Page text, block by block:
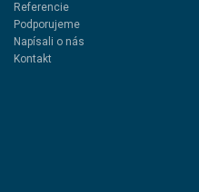
Referencie
Podporujeme
Napísali o nás
Kontakt